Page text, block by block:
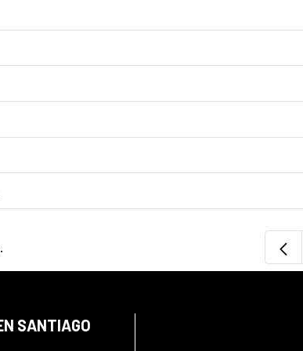
SANTIAGO